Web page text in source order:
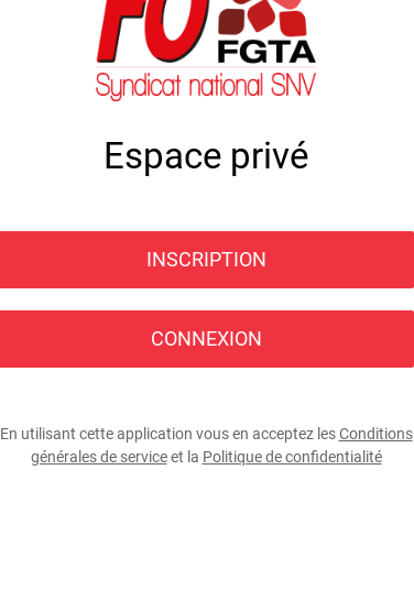
Espace privé
INSCRIPTION
CONNEXION
En utilisant cette application vous en acceptez lesConditions
générales de serviceet la Politique de confidentialité